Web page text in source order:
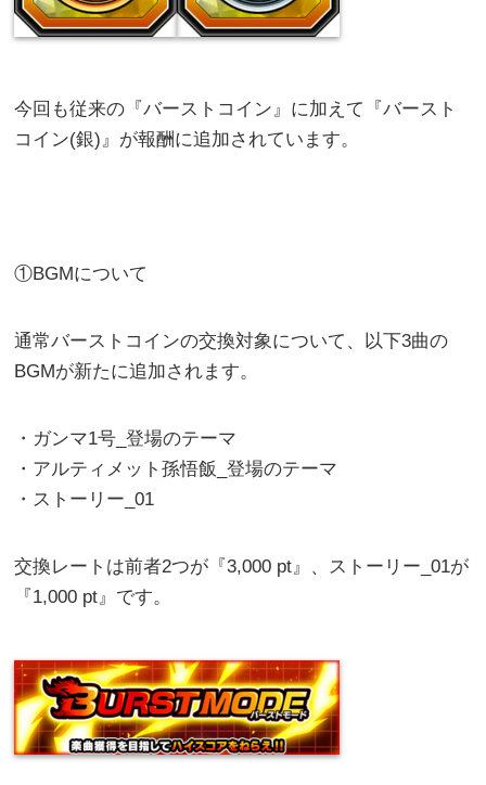
今回も従来の『バーストコイン』に加えて『バースト
コイン(銀)』が報酬に追加されています。
①BGMについて
通常バーストコインの交換対象について、以下3曲の
BGMが新たに追加されます。
・ガンマ1号_登場のテーマ
・アルティメット孫悟飯_登場のテーマ
・ストーリー_01
交換レートは前者2つが『3,000 pt』、ストーリー_01が
『1,000 pt』です。